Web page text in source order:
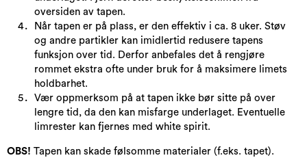
oversiden av tapen.
Når tapen er på plass, er den effektiv i ca. 8 uker. Støv
og andre partikler kan imidlertid redusere tapens
funksjon over tid. Derfor anbefales det å rengjøre
rommet ekstra ofte under bruk for å maksimere limets
holdbarhet.
Vær oppmerksom på at tapen ikke bør sitte på over
lengre tid, da den kan misfarge underlaget. Eventuelle
limrester kan fjernes med white spirit.
OBS! Tapen kan skade følsomme materialer (f.eks. tapet).